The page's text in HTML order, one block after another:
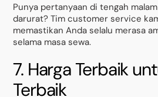
Punya pertanyaan di tengah
darurat? Tim customer service
memastikan Anda selalu merasa
selama masa sewa.
7. Harga Terbaik
Terbaik